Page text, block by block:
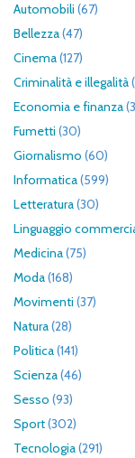
Automobili (67)
Bellezza(47)
Cinema(127)
Criminalità e illegalità
Economia e finanza
Fumetti (30)
Giornalismo (60)
Informatica(599)
Letteratura(30)
Linguaggio
Medicina(75)
Moda(168)
Movimenti (37)
Natura(28)
Politica(141)
Scienza(46)
Sesso (93)
Sport(302)
Tecnologia(291)